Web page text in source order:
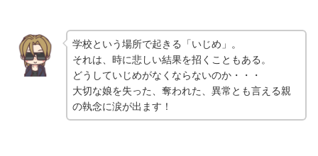
学校という場所で起きる「いじめ」。
それは、時に悲しい結果を招くこともある。
どうしていじめがなくならないのか・・・
大切な娘を失った、奪われた、異常とも言える親
の執念に涙が出ます！